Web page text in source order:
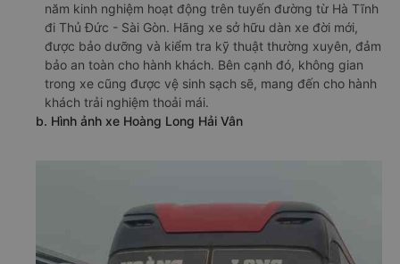
năm kinh nghiệm hoạt động trên tuyến đường từ Hà Tĩnh
đi Thủ Đức - Sài Gòn. Hãng xe sở hữu dàn xe đời mới,
được bảo dưỡng và kiểm tra kỹ thuật thường xuyên, đảm
bảo an toàn cho hành khách. Bên cạnh đó, không gian
trong xe cũng được vệ sinh sạch sẽ, mang đến cho hành
khách trải nghiệm thoải mái.
b. Hình ảnh xe Hoàng Long Hải Vân